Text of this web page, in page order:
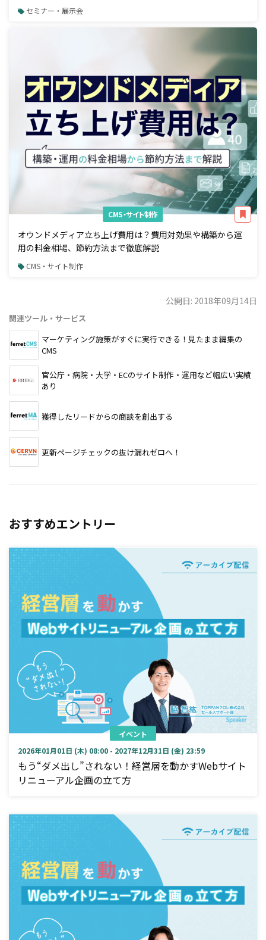
セミナー・展示会
CMS・サイト制作
オウンドメディア立ち上げ費用は？費用対効果や構築から運
用の料金相場、節約方法まで徹底解説
CMS・サイト制作
公開日: 2018年09月14日
関連ツール・サービス
マーケティング施策がすぐに実行できる！見たまま編集の
CMS
官公庁・病院・大学・ECのサイト制作・運用など幅広い実績
あり
獲得したリードからの商談を創出する
更新ページチェックの抜け漏れゼロへ！
おすすめエントリー
イベント
2026年01月01日 (木) 08:00 - 2027年12月31日 (金) 23:59
もう“ダメ出し”されない！経営層を動かすWebサイト
リニューアル企画の立て方